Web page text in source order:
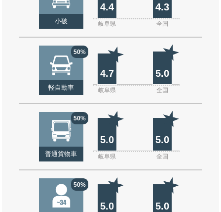
小破
4.4 4.3
岐阜県 全国
50%
軽自動車
4.7 5.0
岐阜県 全国
50%
普通貨物車
5.0 5.0
岐阜県 全国
50%
5.0 5.0